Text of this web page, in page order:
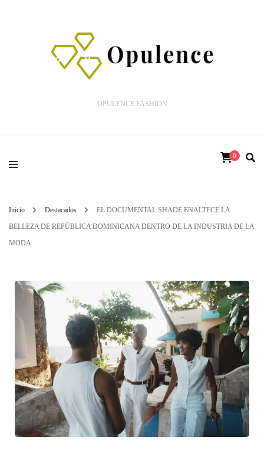
OPULENCE FASHION
0
Inicio Destacados
EL DOCUMENTAL SHADE ENALTECE LA
BELLEZA DE REPÚBLICA DOMINICANA DENTRO DE LA INDUSTRIA DE LA
MODA